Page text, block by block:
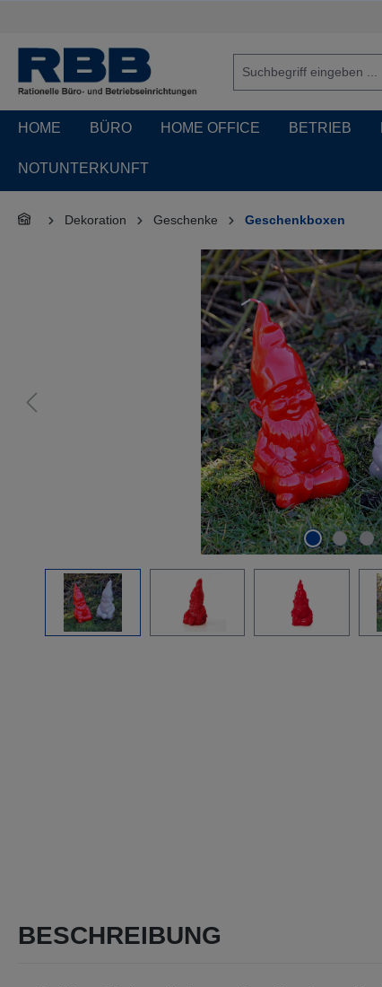
HOME BÜRO HOME OFFICE BETRIEB
NOTUNTERKUNFT
Dekoration Geschenke Geschenkboxen
BESCHREIBUNG